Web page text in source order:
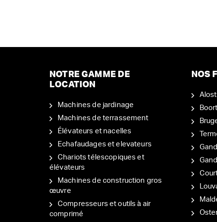
NOTRE GAMME DE
LOCATION
Machines de jardinage
Machines de terrassement
Élévateurs et nacelles
Echafaudages et elevateurs
Chariots télescopiques et
élévateurs
Machines de construction gros
œuvre
Compresseurs et outils à air
comprimé
NOS
Alost